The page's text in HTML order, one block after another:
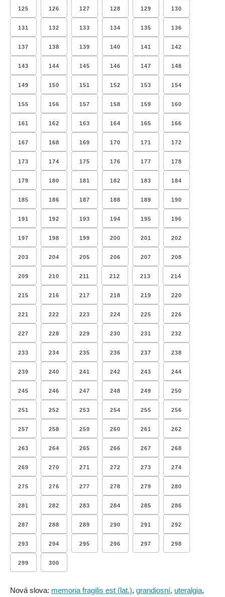
125 126 127 128 129 130
131 132 133 134 135 136
137 138 139 140 141 142
143 144 145 146 147 148
149 150 151 152 153 154
155 156 157 158 159 160
161 162 163 164 165 166
167 168 169 170 171 172
173 174 175 176 177 178
179 180 181 182 183 184
185 186 187 188 189 190
191 192 193 194 195 196
197 198 199 200 201 202
203 204 205 206 207 208
209 210 211 212 213 214
215 216 217 218 219 220
221 222 223 224 225 226
227 228 229 230 231 232
233 234 235 236 237 238
239 240 241 242 243 244
245 246 247 248 249 250
251 252 253 254 255 256
257 258 259 260 261 262
263 264 265 266 267 268
269 270 271 272 273 274
275 276 277 278 279 280
281 282 283 284 285 286
287 288 289 290 291 292
293 294 295 296 297 298
299 300
Nová slova: memoria fragilis est (lat.), grandiosní, uteralgia,